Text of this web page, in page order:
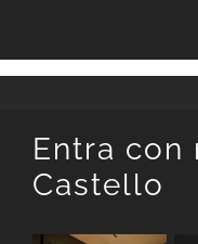
Entra con
Castello